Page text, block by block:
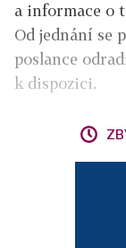
a informace o
Od jednání se
poslance
k dispozici.